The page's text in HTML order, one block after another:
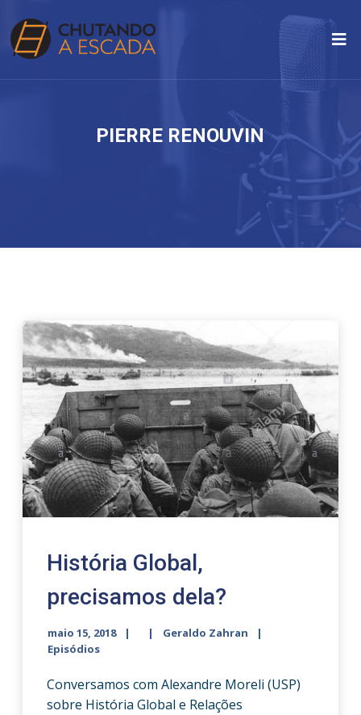
PIERRE RENOUVIN
História Global,
precisamos dela?
maio 15, 2018
Geraldo Zahran
Episódios
Conversamos com Alexandre Moreli (USP)
sobre História Global e Relações